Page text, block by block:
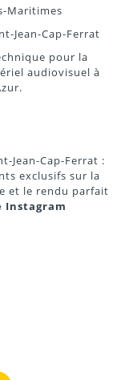
Maritimes
Jean-Cap-Ferrat
pour la
audiovisuel à
Jean-Cap-Ferrat :
exclusifs sur la
et le rendu parfait
Instagram